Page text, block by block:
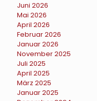
Juni 2026
Mai 2026
April 2026
Februar 2026
Januar 2026
November 2025
Juli 2025
April 2025
März 2025
Januar 2025